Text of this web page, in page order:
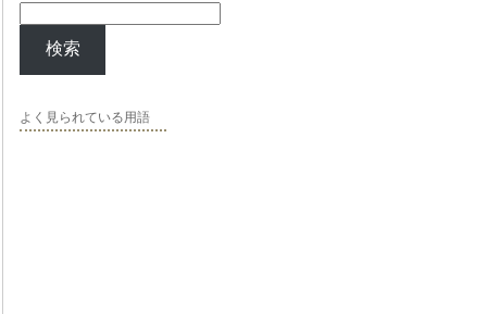
検索
よく見られている用語